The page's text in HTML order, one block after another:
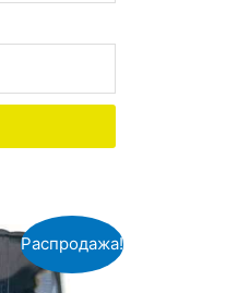
Распродажа!